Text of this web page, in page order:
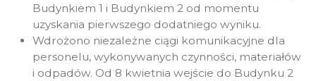
Budynkiem 1 i Budynkiem 2 od momentu
uzyskania pierwszego dodatniego wyniku.
Wdrożono niezależne ciągi komunikacyjne dla
personelu, wykonywanych czynności, materiałów
i odpadów. Od 8 kwietnia wejście do Budynku 2